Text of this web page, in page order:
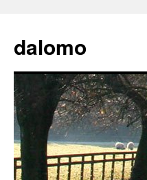
テ
ン
ス
キ
ッ
プ
dalomo